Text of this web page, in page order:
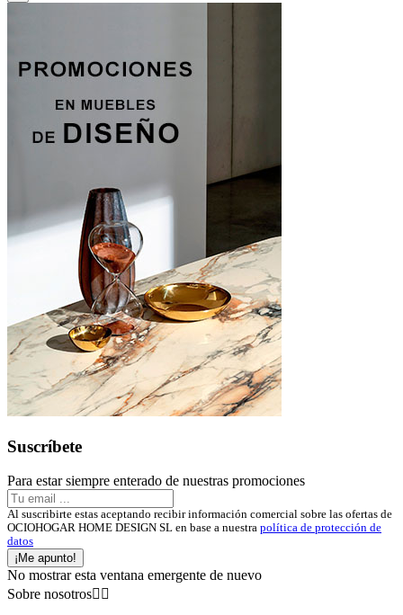
Suscríbete
Para estar siempre enterado de nuestras promociones
Al suscribirte estas aceptando recibir información comercial sobre las ofertas de
OCIOHOGAR HOME DESIGN SL en base a nuestra política de protección de
datos
¡Me apunto!
No mostrar esta ventana emergente de nuevo
Sobre nosotros 